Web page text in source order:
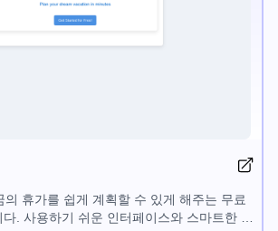
의 휴가를 쉽게 계획할 수 있게 해주는 무료
. 사용하기 쉬운 인터페이스와 스마트한 기